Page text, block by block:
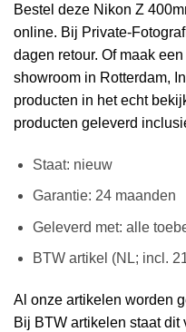
Bestel deze Nikon Z
online. Bij Private-
dagen retour. Of maak
showroom in Rotterdam,
producten in het echt
producten geleverd
Staat: nieuw
Garantie: 24 maanden
Geleverd met: alle
BTW artikel (NL; incl.
Al onze artikelen worden
Bij BTW artikelen staat